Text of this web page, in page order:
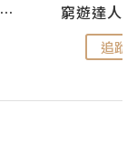
思思賢 ChillMyBabe
追蹤